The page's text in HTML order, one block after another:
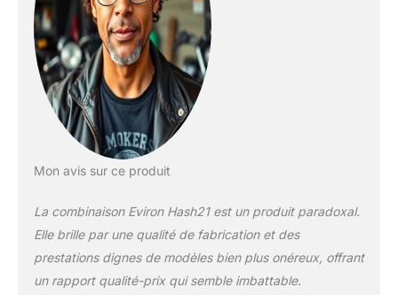
Mon avis sur ce produit
La combinaison Eviron Hash21 est un produit paradoxal.
Elle brille par une qualité de fabrication et des
prestations dignes de modèles bien plus onéreux, offrant
un rapport qualité-prix qui semble imbattable.